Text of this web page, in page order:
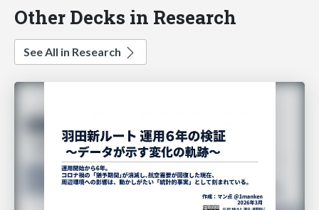
Other Decks in Research
See All in Research